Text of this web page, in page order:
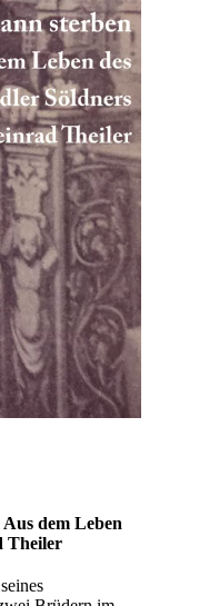
dem Leben
Theiler